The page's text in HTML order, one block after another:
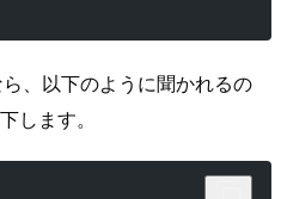
、以下のように聞かれるの
します。